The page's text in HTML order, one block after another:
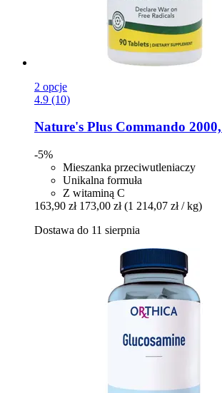
2 opcje
4.9 (10)
Nature's Plus Commando
-5%
Mieszanka przeciwutleniaczy
Unikalna formuła
Z witaminą C
163,90 zł 173,00 zł (1 214,07 zł / kg)
Dostawa do 11 sierpnia